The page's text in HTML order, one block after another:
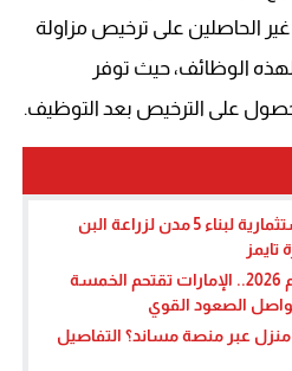
الحاصلين على ترخيص مزاولة
الوظائف، حيث توفر
على الترخيص بعد التوظيف.
السعودية تطرح فرصًا استثمارية لبناء 5 مدن لزراعة البن
تايمز
أقوى جواز سفر في العالم 2026.. الإمارات تقتحم الخمسة
تواصل الصعود القوي
عبر منصة مساند؟ التفاصيل